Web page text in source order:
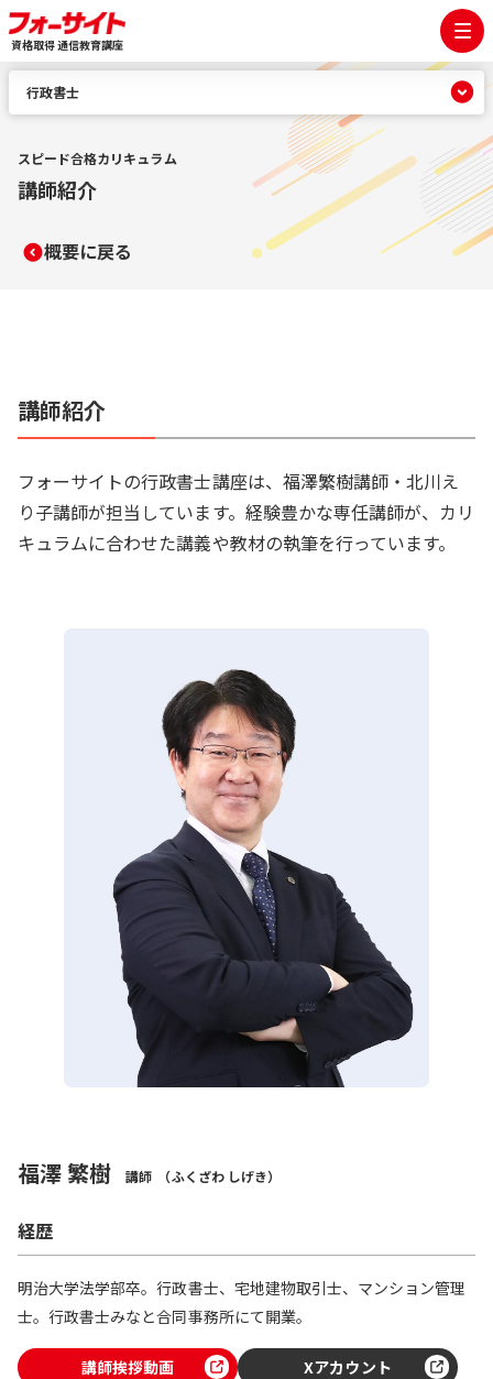
資格取得 通信教育講座
スピード合格カリキュラム
講師紹介
概要に戻る
講師紹介
フォーサイトの行政書士講座は、福澤繁樹講師・北川え
り子講師が担当しています。経験豊かな専任講師が、カリ
キュラムに合わせた講義や教材の執筆を行っています。
福澤 繁樹 講師 （ふくざわ しげき）
経歴
明治大学法学部卒。行政書士、宅地建物取引士、マンション管理
士。行政書士みなと合同事務所にて開業。
講師挨拶動画 Xアカウント
行政書士